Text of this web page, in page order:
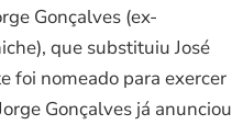
Gonçalves (ex-
que substituiu José
foi nomeado para exercer
Gonçalves já anunciou